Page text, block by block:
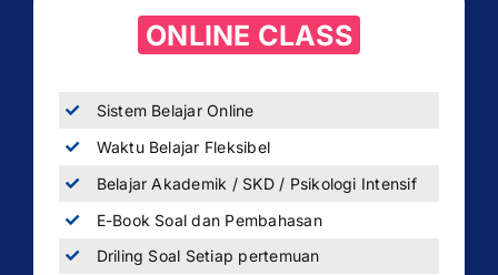
ONLINE CLASS
Sistem Belajar Online
Waktu Belajar Fleksibel
Belajar Akademik / SKD / Psikologi Intensif
E-Book Soal dan Pembahasan
Driling Soal Setiap pertemuan